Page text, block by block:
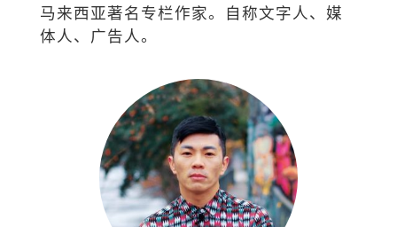
马来西亚著名专栏作家。自称文字人、媒
体人、广告人。